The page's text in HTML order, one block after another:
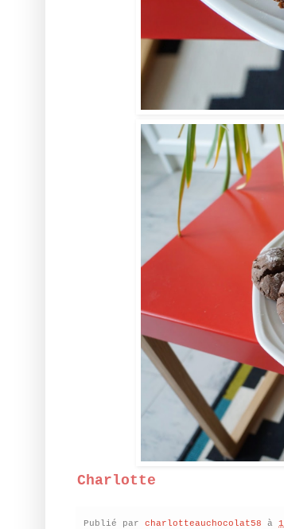
Charlotte
Publié par charlotteauchocolat58 à